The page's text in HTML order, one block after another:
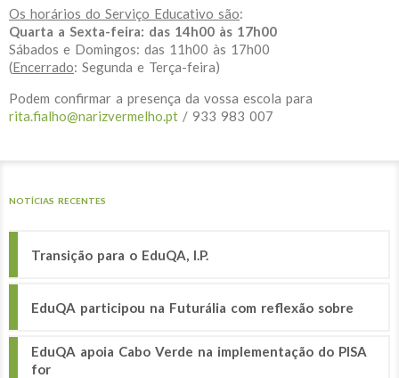
Os horários do Serviço Educativo são:
Quarta a Sexta-feira: das 14h00 às 17h00
Sábados e Domingos: das 11h00 às 17h00
(Encerrado: Segunda e Terça-feira)
Podem confirmar a presença da vossa escola para
rita.fialho@narizvermelho.pt / 933 983 007
NOTÍCIAS RECENTES
Transição para o EduQA, I.P.
EduQA participou na Futurália com reflexão sobre
EduQA apoia Cabo Verde na implementação do PISA
for